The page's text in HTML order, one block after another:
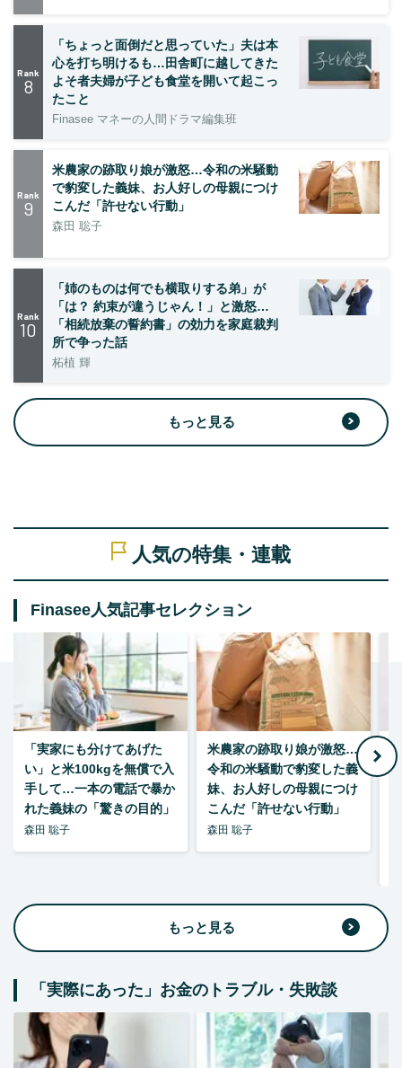
Rank
8
「ちょっと面倒だと思っていた」夫は本
心を打ち明けるも…田舎町に越してきた
よそ者夫婦が子ども食堂を開いて起こっ
たこと
Finasee マネーの人間ドラマ編集班
Rank
9
米農家の跡取り娘が激怒…令和の米騒動
で豹変した義妹、お人好しの母親につけ
こんだ「許せない行動」
森田 聡子
Rank
10
「姉のものは何でも横取りする弟」が
「は？ 約束が違うじゃん！」と激怒…
「相続放棄の誓約書」の効力を家庭裁判
所で争った話
柘植 輝
もっと見る
人気の特集・連載
Finasee人気記事セレクション
「実家にも分けてあげた
い」と米100kgを無償で入
手して…一本の電話で暴か
れた義妹の「驚きの目的」
森田 聡子
米農家の跡取り娘が激怒…
令和の米騒動で豹変した義
妹、お人好しの母親につけ
こんだ「許せない行動」
森田 聡子
もっと見る
「実際にあった」お金のトラブル・失敗談